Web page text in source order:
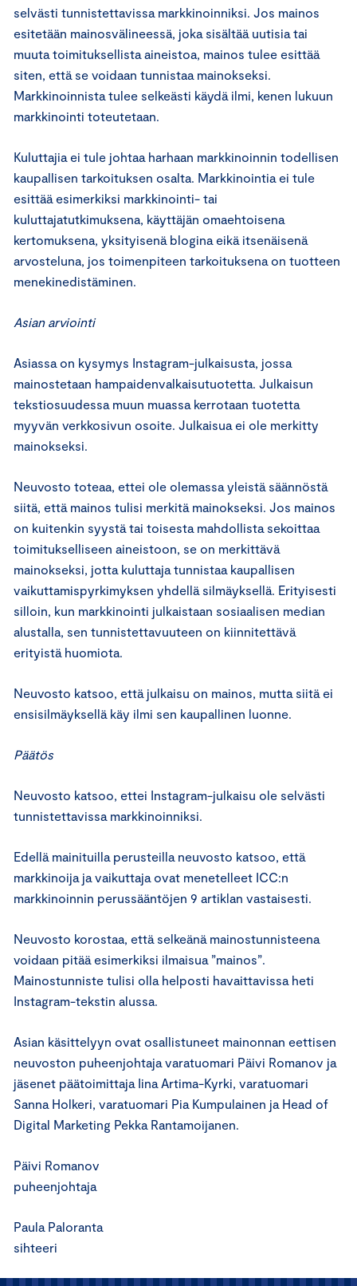
selvästi tunnistettavissa markkinoinniksi. Jos mainos
esitetään mainosvälineessä, joka sisältää uutisia tai
muuta toimituksellista aineistoa, mainos tulee esittää
siten, että se voidaan tunnistaa mainokseksi.
Markkinoinnista tulee selkeästi käydä ilmi, kenen lukuun
markkinointi toteutetaan.
Kuluttajia ei tule johtaa harhaan markkinoinnin todellisen
kaupallisen tarkoituksen osalta. Markkinointia ei tule
esittää esimerkiksi markkinointi- tai
kuluttajatutkimuksena, käyttäjän omaehtoisena
kertomuksena, yksityisenä blogina eikä itsenäisenä
arvosteluna, jos toimenpiteen tarkoituksena on tuotteen
menekinedistäminen.
Asian arviointi
Asiassa on kysymys Instagram-julkaisusta, jossa
mainostetaan hampaidenvalkaisutuotetta. Julkaisun
tekstiosuudessa muun muassa kerrotaan tuotetta
myyvän verkkosivun osoite. Julkaisua ei ole merkitty
mainokseksi.
Neuvosto toteaa, ettei ole olemassa yleistä säännöstä
siitä, että mainos tulisi merkitä mainokseksi. Jos mainos
on kuitenkin syystä tai toisesta mahdollista sekoittaa
toimitukselliseen aineistoon, se on merkittävä
mainokseksi, jotta kuluttaja tunnistaa kaupallisen
vaikuttamispyrkimyksen yhdellä silmäyksellä. Erityisesti
silloin, kun markkinointi julkaistaan sosiaalisen median
alustalla, sen tunnistettavuuteen on kiinnitettävä
erityistä huomiota.
Neuvosto katsoo, että julkaisu on mainos, mutta siitä ei
ensisilmäyksellä käy ilmi sen kaupallinen luonne.
Päätös
Neuvosto katsoo, ettei Instagram-julkaisu ole selvästi
tunnistettavissa markkinoinniksi.
Edellä mainituilla perusteilla neuvosto katsoo, että
markkinoija ja vaikuttaja ovat menetelleet ICC:n
markkinoinnin perussääntöjen 9 artiklan vastaisesti.
Neuvosto korostaa, että selkeänä mainostunnisteena
voidaan pitää esimerkiksi ilmaisua ”mainos”.
Mainostunniste tulisi olla helposti havaittavissa heti
Instagram-tekstin alussa.
Asian käsittelyyn ovat osallistuneet mainonnan eettisen
neuvoston puheenjohtaja varatuomari Päivi Romanov ja
jäsenet päätoimittaja Iina Artima-Kyrki, varatuomari
Sanna Holkeri, varatuomari Pia Kumpulainen ja Head of
Digital Marketing Pekka Rantamoijanen.
Päivi Romanov
puheenjohtaja
Paula Paloranta
sihteeri